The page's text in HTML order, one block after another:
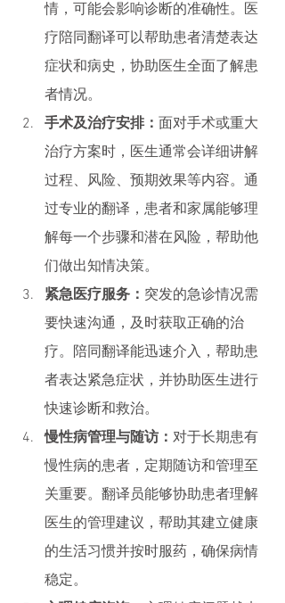
情，可能会影响诊断的准确性。医
疗陪同翻译可以帮助患者清楚表达
症状和病史，协助医生全面了解患
者情况。
手术及治疗安排： 面对手术或重大
治疗方案时，医生通常会详细讲解
过程、风险、预期效果等内容。通
过专业的翻译，患者和家属能够理
解每一个步骤和潜在风险，帮助他
们做出知情决策。
紧急医疗服务： 突发的急诊情况需
要快速沟通，及时获取正确的治
疗。陪同翻译能迅速介入，帮助患
者表达紧急症状，并协助医生进行
快速诊断和救治。
慢性病管理与随访： 对于长期患有
慢性病的患者，定期随访和管理至
关重要。翻译员能够协助患者理解
医生的管理建议，帮助其建立健康
的生活习惯并按时服药，确保病情
稳定。